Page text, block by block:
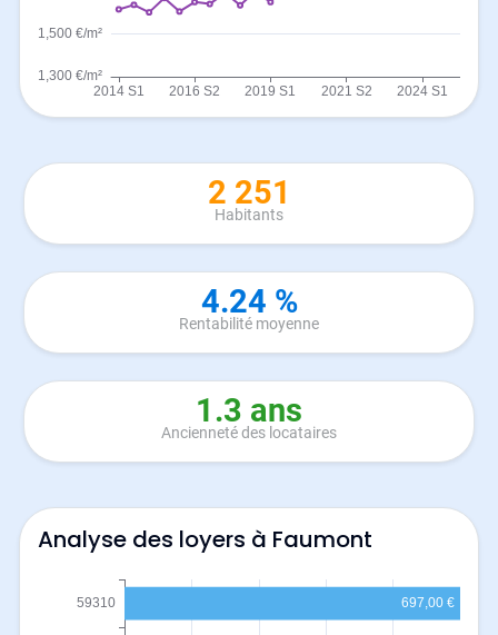
2 251
Habitants
4.24 %
Rentabilité moyenne
1.3 ans
Ancienneté des locataires
Analyse des loyers à Faumont